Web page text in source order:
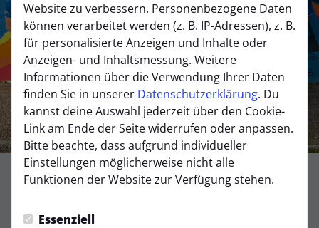
Website zu verbessern. Personenbezogene Daten
können verarbeitet werden (z. B. IP-Adressen), z. B.
für personalisierte Anzeigen und Inhalte oder
Anzeigen- und Inhaltsmessung. Weitere
Informationen über die Verwendung Ihrer Daten
finden Sie in unserer Datenschutzerklärung. Du
kannst deine Auswahl jederzeit über den Cookie-
Link am Ende der Seite widerrufen oder anpassen.
Bitte beachte, dass aufgrund individueller
Einstellungen möglicherweise nicht alle
Funktionen der Website zur Verfügung stehen.
Essenziell
Donnerstag, 02.10.2025 13:25 Uhr